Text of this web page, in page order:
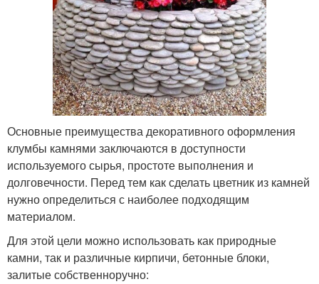
Основные преимущества декоративного оформления
клумбы камнями заключаются в доступности
используемого сырья, простоте выполнения и
долговечности. Перед тем как сделать цветник из камней
нужно определиться с наиболее подходящим
материалом.
Для этой цели можно использовать как природные
камни, так и различные кирпичи, бетонные блоки,
залитые собственноручно: